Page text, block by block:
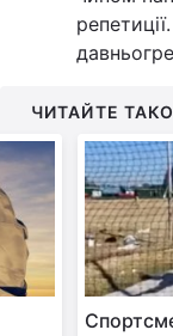
Лонгріди
Відео з Youtube
Інтерв'ю
Архів
Контакти
Послуги
ЧИТАЙТЕ